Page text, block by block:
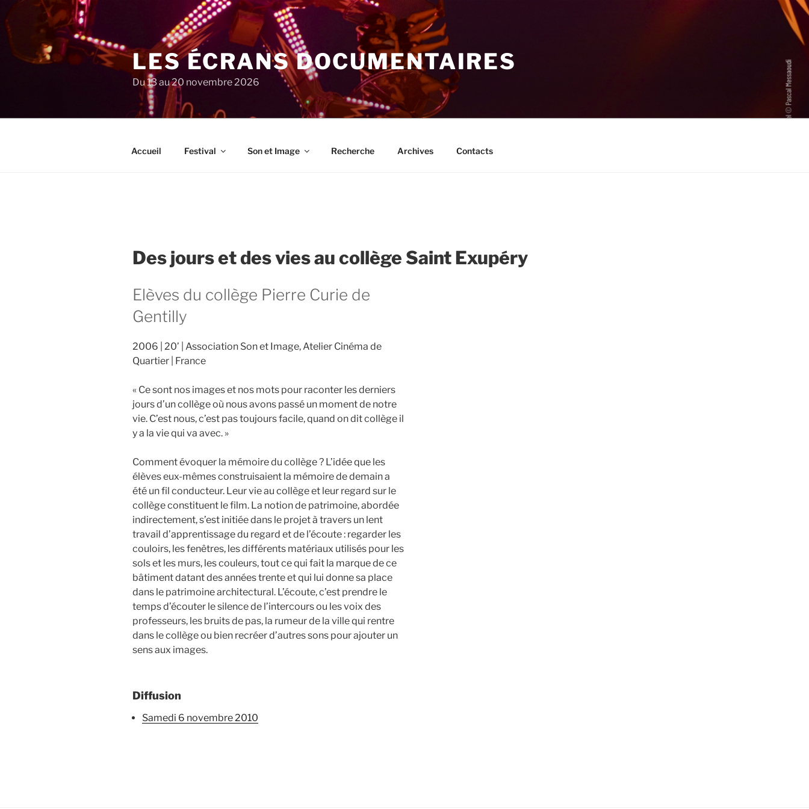
au
contenu
principal
LES ÉCRANS DOCUMENTAIRES
Du 13 au 20 novembre 2026
Accueil Festival Son et Image Recherche Archives Contacts
Des jours et des vies au collège Saint Exupéry
Elèves du collège Pierre Curie de
Gentilly
2006 20’
Association Son et Image, Atelier Cinéma de
Quartier France
« Ce sont nos images et nos mots pour raconter les derniers
jours d’un collège où nous avons passé un moment de notre
vie. C’est nous, c’est pas toujours facile, quand on dit collège il
y a la vie qui va avec. »
Comment évoquer la mémoire du collège ? L’idée que les
élèves eux-mêmes construisaient la mémoire de demain a
été un fil conducteur. Leur vie au collège et leur regard sur le
collège constituent le film. La notion de patrimoine, abordée
indirectement, s’est initiée dans le projet à travers un lent
travail d’apprentissage du regard et de l’écoute : regarder les
couloirs, les fenêtres, les différents matériaux utilisés pour les
sols et les murs, les couleurs, tout ce qui fait la marque de ce
bâtiment datant des années trente et qui lui donne sa place
dans le patrimoine architectural. L’écoute, c’est prendre le
temps d’écouter le silence de l’intercours ou les voix des
professeurs, les bruits de pas, la rumeur de la ville qui rentre
dans le collège ou bien recréer d’autres sons pour ajouter un
sens aux images.
Diffusion
samedi 6 novembre 2010